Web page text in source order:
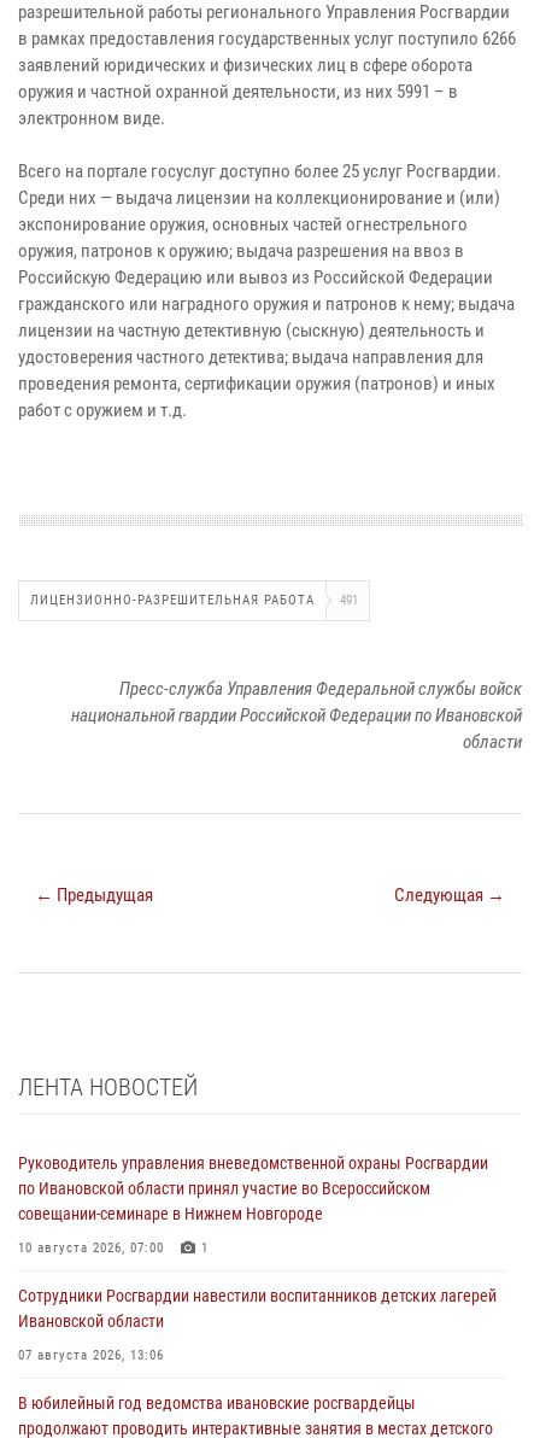
разрешительной работы регионального Управления Росгвардии
в рамках предоставления государственных услуг поступило 6266
заявлений юридических и физических лиц в сфере оборота
оружия и частной охранной деятельности, из них 5991 – в
электронном виде.
Всего на портале госуслуг доступно более 25 услуг Росгвардии.
Среди них — выдача лицензии на коллекционирование и (или)
экспонирование оружия, основных частей огнестрельного
оружия, патронов к оружию; выдача разрешения на ввоз в
Российскую Федерацию или вывоз из Российской Федерации
гражданского или наградного оружия и патронов к нему; выдача
лицензии на частную детективную (сыскную) деятельность и
удостоверения частного детектива; выдача направления для
проведения ремонта, сертификации оружия (патронов) и иных
работ с оружием и т.д.
ЛИЦЕНЗИОННО-РАЗРЕШИТЕЛЬНАЯ РАБОТА 491
Пресс-служба Управления Федеральной службы войск
национальной гвардии Российской Федерации по Ивановской
области
← Предыдущая Следующая →
ЛЕНТА НОВОСТЕЙ
Руководитель управления вневедомственной охраны Росгвардии
по Ивановской области принял участие во Всероссийском
совещании-семинаре в Нижнем Новгороде
10 августа 2026, 07:00 1
Сотрудники Росгвардии навестили воспитанников детских лагерей
Ивановской области
07 августа 2026, 13:06
В юбилейный год ведомства ивановские росгвардейцы
продолжают проводить интерактивные занятия в местах детского